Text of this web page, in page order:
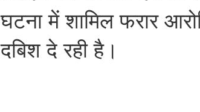
घटना में शामिल फरार
दबिश दे रही है।